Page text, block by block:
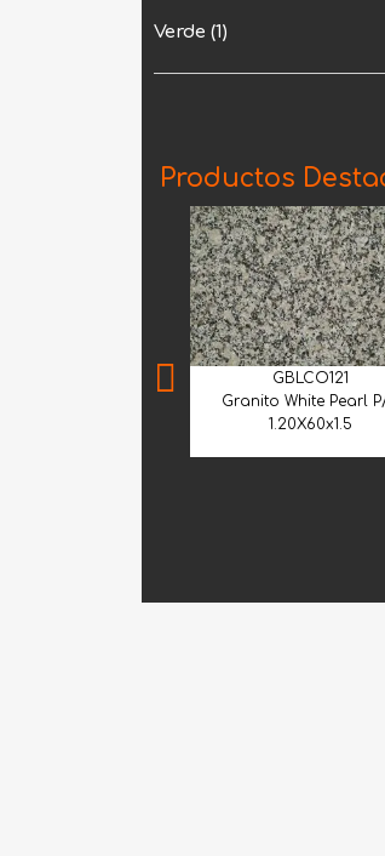
Verde (1)
Productos
GBLCO121
Granito White Pearl
1.20X60x1.5